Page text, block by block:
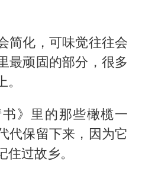
简化，可味觉往往会
最顽固的部分，很多
》里的那些橄榄一
代保留下来，因为它
过故乡。